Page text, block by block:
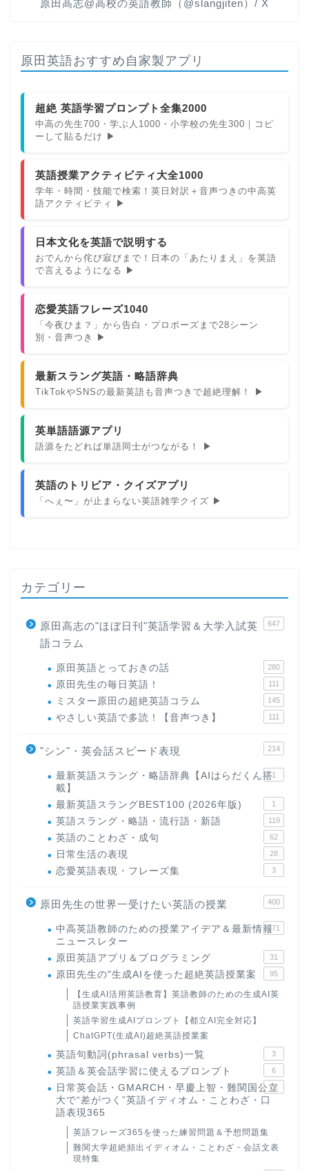
原田高志@高校の英語教師（@slangjiten）/ X
原田英語おすすめ自家製アプリ
超絶 英語学習プロンプト全集2000
中高の先生700・学ぶ人1000・小学校の先生300｜コピ
ーして貼るだけ ▶
英語授業アクティビティ大全1000
学年・時間・技能で検索！英日対訳＋音声つきの中高英
語アクティビティ ▶
日本文化を英語で説明する
おでんから侘び寂びまで！日本の「あたりまえ」を英語
で言えるようになる ▶
恋愛英語フレーズ1040
「今夜ひま？」から告白・プロポーズまで28シーン
別・音声つき ▶
最新スラング英語・略語辞典
TikTokやSNSの最新英語も音声つきで超絶理解！ ▶
英単語語源アプリ
語源をたどれば単語同士がつながる！ ▶
英語のトリビア・クイズアプリ
「へぇ〜」が止まらない英語雑学クイズ ▶
カテゴリー
原田高志の"ほぼ日刊"英語学習＆大学入試英
語コラム
647
原田英語とっておきの話 280
原田先生の毎日英語！ 111
ミスター原田の超絶英語コラム 145
やさしい英語で多読！【音声つき】 111
"シン"・英会話スピード表現 214
最新英語スラング・略語辞典【AIはらだくん搭
載】
1
最新英語スラングBEST100 (2026年版) 1
英語スラング・略語・流行語・新語 119
英語のことわざ・成句 62
日常生活の表現 28
恋愛英語表現・フレーズ集 3
原田先生の世界一受けたい英語の授業 400
中高英語教師のための授業アイデア＆最新情報
ニュースレター
171
原田英語アプリ＆プログラミング 31
原田先生の"生成AIを使った超絶英語授業案 95
【生成AI活用英語教育】英語教師のための生成AI英
語授業実践事例
英語学習生成AIプロンプト【都立AI完全対応】
ChatGPT(生成AI)超絶英語授業案
英語句動詞(phrasal verbs)一覧 3
英語＆英会話学習に使えるプロンプト 6
日常英会話・GMARCH・早慶上智・難関国公立
大で“差がつく”英語イディオム・ことわざ・口
語表現365
22
英語フレーズ365を使った練習問題＆予想問題集
難関大学超絶頻出イディオム・ことわざ・会話文表
現特集